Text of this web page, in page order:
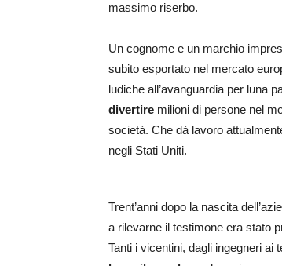
massimo riserbo.
Un cognome e un marchio
subito esportato nel mercato
ludiche all’avanguardia per luna
divertire milioni di persone nel
società. Che dà lavoro
negli Stati Uniti.
Trent’anni dopo la nascita
a rilevarne il testimone era stato
Tanti i vicentini, dagli ingegneri ai